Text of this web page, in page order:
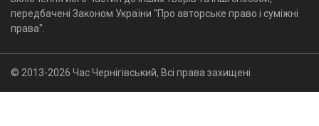
передбачені Законом України "Про авторське право і суміжні
права".
© 2013-2026 Час Чернігівський, Всі права захищені